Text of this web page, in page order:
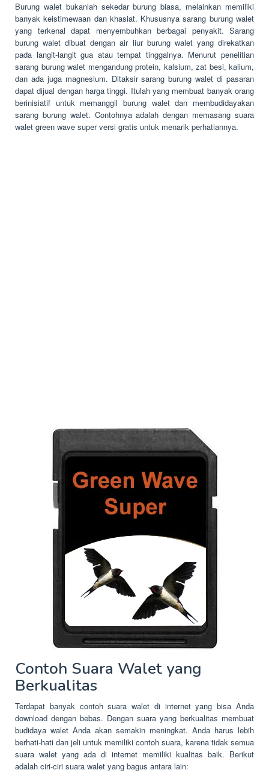
Burung walet bukanlah sekedar burung biasa, melainkan memiliki
banyak keistimewaan dan khasiat. Khususnya sarang burung walet
yang terkenal dapat menyembuhkan berbagai penyakit. Sarang
burung walet dibuat dengan air liur burung walet yang direkatkan
pada langit-langit gua atau tempat tinggalnya. Menurut penelitian
sarang burung walet mengandung protein, kalsium, zat besi, kalium,
dan ada juga magnesium. Ditaksir sarang burung walet di pasaran
dapat dijual dengan harga tinggi. Itulah yang membuat banyak orang
berinisiatif untuk memanggil burung walet dan membudidayakan
sarang burung walet. Contohnya adalah dengan memasang suara
walet green wave super versi gratis untuk menarik perhatiannya.
Contoh Suara Walet yang
Berkualitas
Terdapat banyak contoh suara walet di internet yang bisa Anda
download dengan bebas. Dengan suara yang berkualitas membuat
budidaya walet Anda akan semakin meningkat. Anda harus lebih
berhati-hati dan jeli untuk memiliki contoh suara, karena tidak semua
suara walet yang ada di internet memiliki kualitas baik. Berikut
adalah ciri-ciri suara walet yang bagus antara lain: